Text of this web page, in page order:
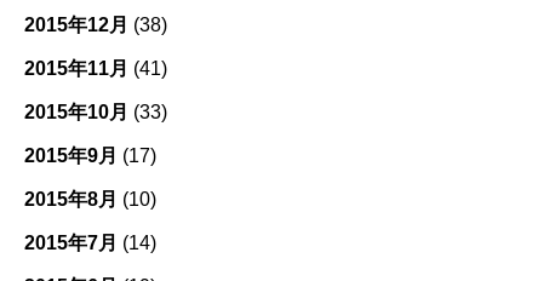
2015年12月 (38)
2015年11月 (41)
2015年10月 (33)
2015年9月 (17)
2015年8月 (10)
2015年7月 (14)